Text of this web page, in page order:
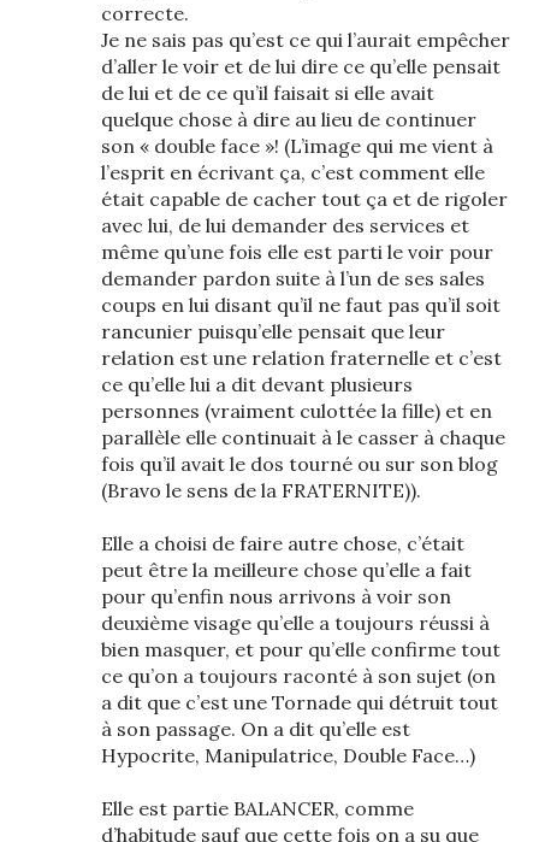
correcte.
Je ne sais pas qu’est ce qui l’aurait empêcher
d’aller le voir et de lui dire ce qu’elle pensait
de lui et de ce qu’il faisait si elle avait
quelque chose à dire au lieu de continuer
son « double face »! (L’image qui me vient à
l’esprit en écrivant ça, c’est comment elle
était capable de cacher tout ça et de rigoler
avec lui, de lui demander des services et
même qu’une fois elle est parti le voir pour
demander pardon suite à l’un de ses sales
coups en lui disant qu’il ne faut pas qu’il soit
rancunier puisqu’elle pensait que leur
relation est une relation fraternelle et c’est
ce qu’elle lui a dit devant plusieurs
personnes (vraiment culottée la fille) et en
parallèle elle continuait à le casser à chaque
fois qu’il avait le dos tourné ou sur son blog
(Bravo le sens de la FRATERNITE)).
Elle a choisi de faire autre chose, c’était
peut être la meilleure chose qu’elle a fait
pour qu’enfin nous arrivons à voir son
deuxième visage qu’elle a toujours réussi à
bien masquer, et pour qu’elle confirme tout
ce qu’on a toujours raconté à son sujet (on
a dit que c’est une Tornade qui détruit tout
à son passage. On a dit qu’elle est
Hypocrite, Manipulatrice, Double Face…)
Elle est partie BALANCER, comme
d’habitude sauf que cette fois on a su que